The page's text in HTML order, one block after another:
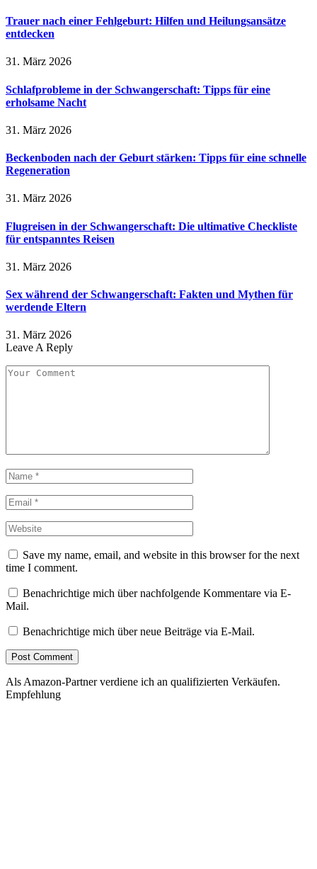
Trauer nach einer Fehlgeburt: Hilfen und Heilungsansätze
entdecken
31. März 2026
Schlafprobleme in der Schwangerschaft: Tipps für eine
erholsame Nacht
31. März 2026
Beckenboden nach der Geburt stärken: Tipps für eine schnelle
Regeneration
31. März 2026
Flugreisen in der Schwangerschaft: Die ultimative Checkliste
für entspanntes Reisen
31. März 2026
Sex während der Schwangerschaft: Fakten und Mythen für
werdende Eltern
31. März 2026
Leave A Reply
Save my name, email, and website in this browser for the next
time I comment.
Benachrichtige mich über nachfolgende Kommentare via E-
Mail.
Benachrichtige mich über neue Beiträge via E-Mail.
Als Amazon-Partner verdiene ich an qualifizierten Verkäufen.
Empfehlung